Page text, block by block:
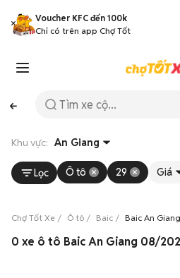
Voucher KFC đến 100k
Chỉ có trên app Chợ Tốt
Khu vực: An Giang
Lọc Ô tô 29 Giá
Chợ Tốt Xe Ô tô Baic Baic An Giang
0 xe ô tô Baic An Giang 08/